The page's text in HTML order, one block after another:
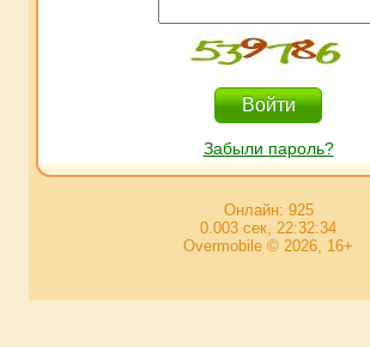
Забыли пароль?
Онлайн: 925
0.003 сек, 22:32:34
Overmobile © 2026, 16+